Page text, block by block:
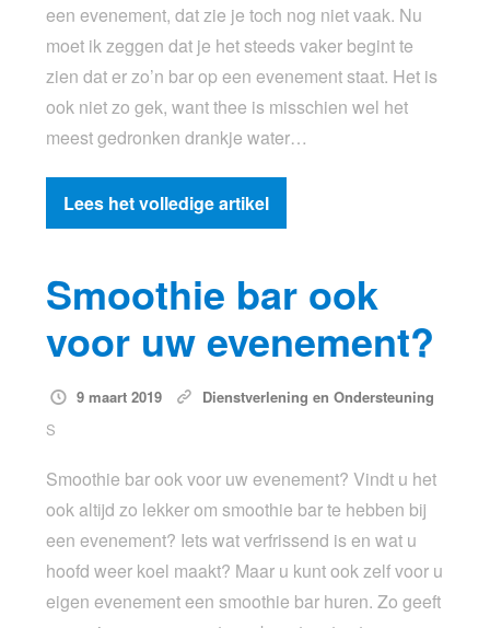
een evenement, dat zie je toch nog niet vaak. Nu
moet ik zeggen dat je het steeds vaker begint te
zien dat er zo’n bar op een evenement staat. Het is
ook niet zo gek, want thee is misschien wel het
meest gedronken drankje water…
Lees het volledige artikel
Smoothie bar ook
voor uw evenement?
9 maart 2019
Dienstverlening en Ondersteuning
S
Smoothie bar ook voor uw evenement? Vindt u het
ook altijd zo lekker om smoothie bar te hebben bij
een evenement? Iets wat verfrissend is en wat u
hoofd weer koel maakt? Maar u kunt ook zelf voor u
eigen evenement een smoothie bar huren. Zo geeft